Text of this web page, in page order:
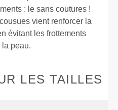
: le sans coutures !
vient renforcer la
évitant les frottements
la peau.
LES TAILLES